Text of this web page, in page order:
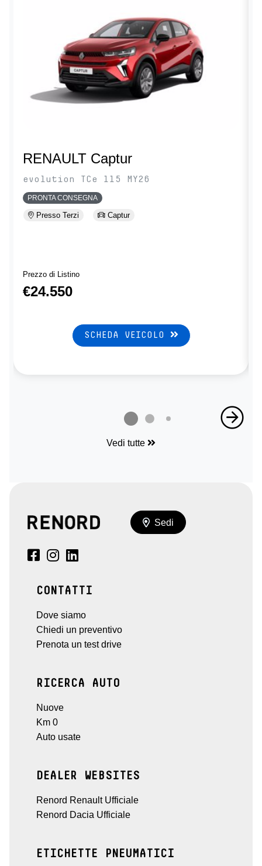
RENAULT Captur
evolution TCe 115 MY26
PRONTA CONSEGNA
Presso Terzi Captur
Prezzo di Listino
€24.550
SCHEDA VEICOLO
Vedi tutte
Sedi
CONTATTI
Dove siamo
Chiedi un preventivo
Prenota un test drive
RICERCA AUTO
Nuove
Km 0
Auto usate
DEALER WEBSITES
Renord Renault Ufficiale
Renord Dacia Ufficiale
ETICHETTE PNEUMATICI